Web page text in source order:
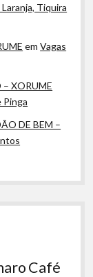
Tiquira
emVagas
XORUME
Pinga
DE BEM –
Café